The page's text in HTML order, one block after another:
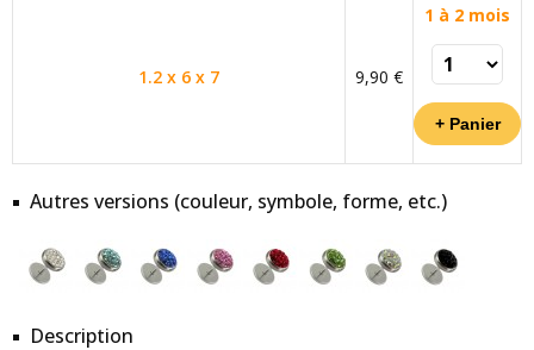
1.2 x 6 x 7 9,90 €
1 à 2 mois
Autres versions (couleur, symbole, forme, etc.)
Description